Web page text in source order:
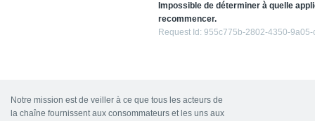
Impossible de déterminer à quelle
recommencer.
Request Id: 955c775b-2802-4350-
Notre mission est de veiller à ce que tous les acteurs de
la chaîne fournissent aux consommateurs et les uns aux